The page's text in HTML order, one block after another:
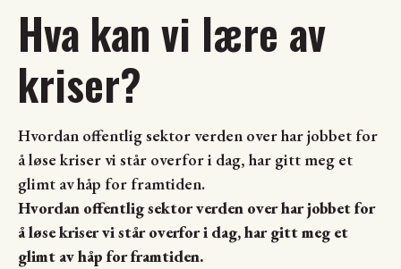
Hva kan vi lære av
kriser?
Hvordan offentlig sektor verden over har jobbet for
å løse kriser vi står overfor i dag, har gitt meg et
glimt av håp for framtiden.
Hvordan offentlig sektor verden over har jobbet for
å løse kriser vi står overfor i dag, har gitt meg et
glimt av håp for framtiden.